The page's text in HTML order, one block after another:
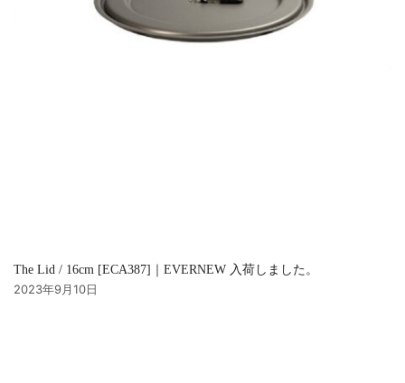
The Lid / 16cm [ECA387]｜EVERNEW 入荷しました。
2023年9月10日